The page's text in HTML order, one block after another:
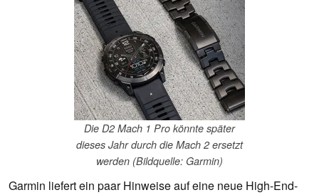
Die D2 Mach 1 Pro könnte später
dieses Jahr durch die Mach 2 ersetzt
werden (Bildquelle: Garmin)
Garmin liefert ein paar Hinweise auf eine neue High-End-